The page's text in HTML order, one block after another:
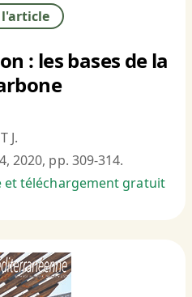
: les bases de la
J.
2020, pp. 309-314.
et téléchargement gratuit